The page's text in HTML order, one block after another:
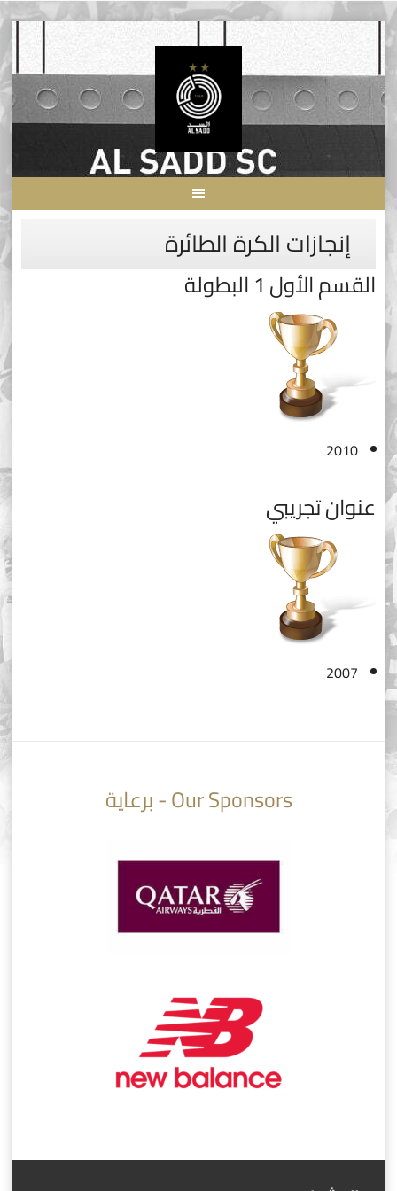
content
إنجازات الكرة الطائرة
القسم الأول 1 البطولة
2010
عنوان تجريبي
2007
Our Sponsors - برعاية